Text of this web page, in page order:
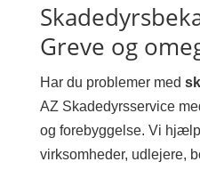
Greve og
Har du problemer med
AZ Skadedyrsservice
og forebyggelse. Vi
virksomheder, udlejere,